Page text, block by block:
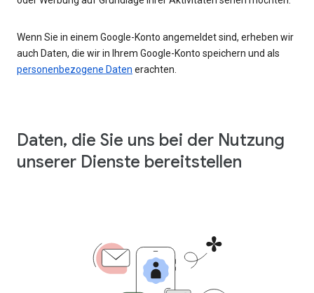
Wenn Sie in einem Google-Konto angemeldet sind, erheben wir
auch Daten, die wir in Ihrem Google-Konto speichern und als
personenbezogene Daten erachten.
Daten, die Sie uns bei der Nutzung
unserer Dienste bereitstellen